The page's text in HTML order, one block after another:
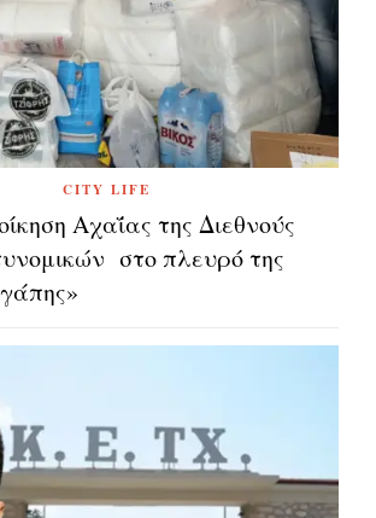
CITY LIFE
Αχαΐας της Διεθνούς
στο πλευρό της